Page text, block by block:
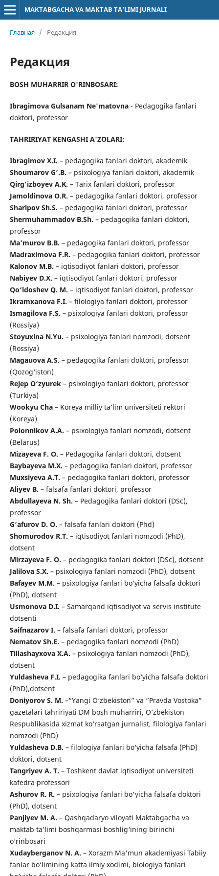
MAKTABGACHA VA MAKTAB TA’LIMI JURNALI
Главная / Редакция
Редакция
BOSH MUHARRIR O'RINBOSARI:
Ibragimova Gulsanam Ne'matovna - Pedagogika fanlari
doktori, professor
TAHRIRIYAT KENGASHI A'ZOLARI:
Ibragimov X.I. – pedagogika fanlari doktori, akademik
Shoumarov G‘.B. – psixologiya fanlari doktori, akademik
Qirg‘izboyev A.K. – Тarix fanlari doktori, professor
Jamoldinova O.R. – pedagogika fanlari doktori, professor
Sharipov Sh.S. – pedagogika fanlari doktori, professor
Shermuhammadov B.Sh. – pedagogika fanlari doktori,
professor
Ma’murov B.B. – pedagogika fanlari doktori, professor
Madraximova F.R. – pedagogika fanlari doktori, professor
Kalonov M.B. – iqtisodiyot fanlari doktori, professor
Nabiyev D.X. – iqtisodiyot fanlari doktori, professor
Qo‘ldoshev Q. M. – iqtisodiyot fanlari doktori, professor
Ikramxanova F.I. – filologiya fanlari doktori, professor
Ismagilova F.S. – psixologiya fanlari doktori, professor
(Rossiya)
Stoyuxina N.Yu. – psixologiya fanlari nomzodi, dotsent
(Rossiya)
Magauova A.S. – pedagogika fanlari doktori, professor
(Qozog‘iston)
Rejep O‘zyurek– psixologiya fanlari doktori, professor
(Turkiya)
Wookyu Cha– Koreya milliy ta’lim universiteti rektori
(Koreya)
Polonnikov A.A. – psixologiya fanlari nomzodi, dotsent
(Belarus)
Mizayeva F. O. – Pedagogika fanlari doktori, dotsent
Baybayeva M.X. – pedagogika fanlari doktori, professor
Muxsiyeva A.T. – pedagogika fanlari doktori, professor
Aliyev B. – falsafa fanlari doktori, professor
Abdullayeva N. Sh. – Pedagogika fanlari doktori (DSc),
professor
G‘afurov D. O. – falsafa fanlari doktori (Phd)
Shomurodov R.T. – iqtisodiyot fanlari nomzodi (PhD),
dotsent
Mirzayeva F. O. – pedagogika fanlari doktori (DSc), dotsent
Jalilova S.X. – psixologiya fanlari nomzodi (PhD), dotsent
Bafayev M.M. – psixologiya fanlari bo‘yicha falsafa doktori
(PhD), dotsent
Usmonova D.I. – Samarqand iqtisodiyot va servis institute
dotsenti
Saifnazarov I. – falsafa fanlari doktori, professor
Nematov Sh.E. – pedagogika fanlari nomzodi (PhD)
Tillashayxova X.A. – psixologiya fanlari nomzodi (PhD),
dotsent
Yuldasheva F.I. – pedagogika fanlari bo‘yicha falsafa doktori
(PhD),dotsent
Doniyorov S. M. –“Yangi O‘zbekiston” va “Pravda Vostoka”
gazetalari tahririyati DM bosh muharriri, O‘zbekiston
Respublikasida xizmat ko‘rsatgan jurnalist, filologiya fanlari
nomzodi (PhD)
Yuldasheva D.B. – filologiya fanlari bo‘yicha falsafa (PhD)
doktori, dotsent
Tangriyev A. T. – Toshkent davlat iqtisodiyot universiteti
kafedra professori
Ashurov R. R. – psixologiya fanlari bo'yicha falsafa doktori
(PhD), dotsent
Panjiyev M. A. – Qashqadaryo viloyati Maktabgacha va
maktab ta’limi boshqarmasi boshlig‘ining birinchi
o‘rinbosari
Xudayberganov N. A. – Xorazm Ma'mun akademiyasi Tabiiy
fanlar bo‘limining katta ilmiy xodimi, biologiya fanlari